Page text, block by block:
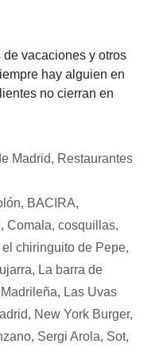
vacaciones y otros
hay alguien en
no cierran en
Madrid, Restaurantes
, BACIRA,
, Comala, cosquillas,
el chiringuito de Pepe,
, La barra de
Madrileña, Las Uvas
, New York Burger,
, Sergi Arola, Sot,